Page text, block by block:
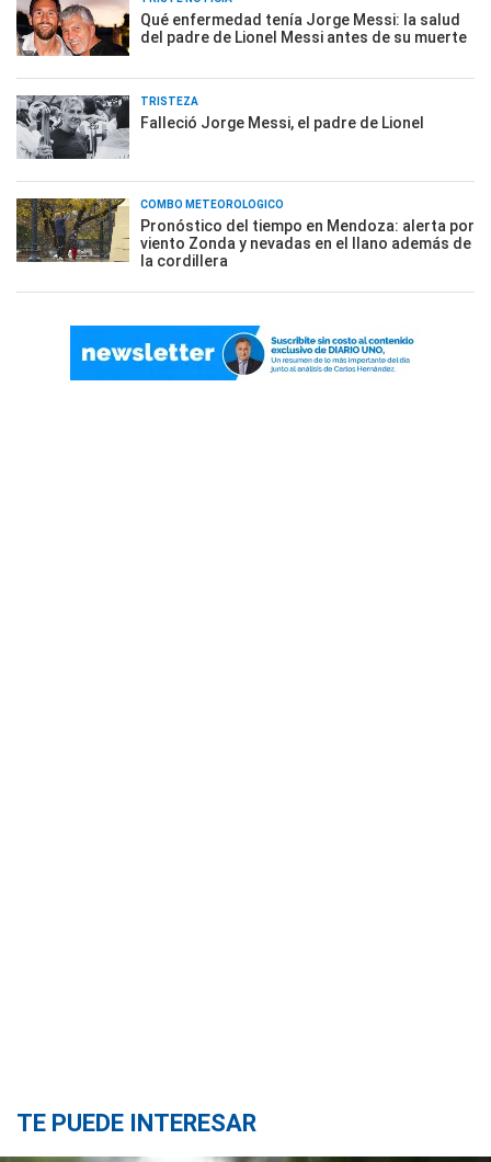
Qué enfermedad tenía Jorge Messi: la salud
del padre de Lionel Messi antes de su muerte
TRISTEZA
Falleció Jorge Messi, el padre de Lionel
COMBO METEOROLÓGICO
Pronóstico del tiempo en Mendoza: alerta por
viento Zonda y nevadas en el llano además de
la cordillera
TE PUEDE INTERESAR